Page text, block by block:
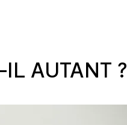
AUTANT ?